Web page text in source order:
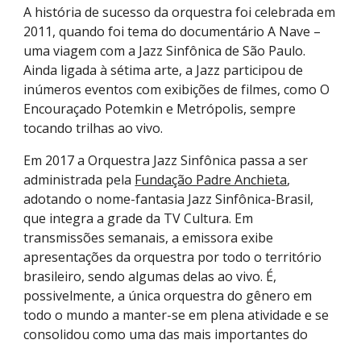
A história de sucesso da orquestra foi celebrada em
2011, quando foi tema do documentário A Nave –
uma viagem com a Jazz Sinfônica de São Paulo.
Ainda ligada à sétima arte, a Jazz participou de
inúmeros eventos com exibições de filmes, como O
Encouraçado Potemkin e Metrópolis, sempre
tocando trilhas ao vivo.
Em 2017 a Orquestra Jazz Sinfônica passa a ser
administrada pela Fundação Padre Anchieta,
adotando o nome-fantasia Jazz Sinfônica-Brasil,
que integra a grade da TV Cultura. Em
transmissões semanais, a emissora exibe
apresentações da orquestra por todo o território
brasileiro, sendo algumas delas ao vivo. É,
possivelmente, a única orquestra do gênero em
todo o mundo a manter-se em plena atividade e se
consolidou como uma das mais importantes do